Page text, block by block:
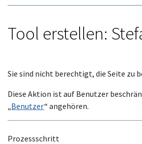
Tool erstellen:
Wechseln zu:Navigation, Suche
Sie sind nicht berechtigt, die Seite zu
Diese Aktion ist auf Benutzer
Benutzer“ angehören.
Prozessschritt